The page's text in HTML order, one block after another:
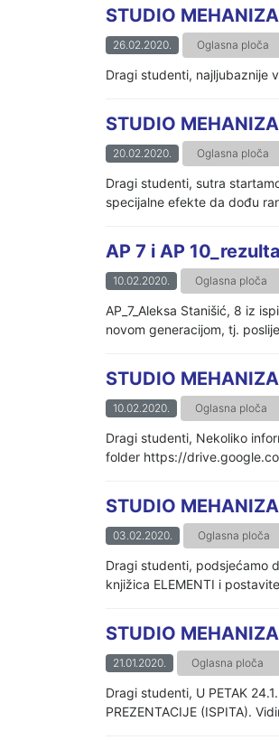
STUDIO
26.02.2020. Oglasna ploča
Dragi studenti, najljubaznije
STUDIO
20.02.2020. Oglasna ploča
Dragi studenti, sutra
specijalne efekte da dođu
AP 7 i AP
10.02.2020. Oglasna ploča
AP_7_Aleksa Stanišić, 8 iz
novom generacijom, tj.
STUDIO
10.02.2020. Oglasna ploča
Dragi studenti, Nekoliko
folder https://
STUDIO
03.02.2020. Oglasna ploča
Dragi studenti, podsjećamo
knjižica ELEMENTI i
STUDIO
21.01.2020. Oglasna ploča
Dragi studenti, U PETAK
PREZENTACIJE (ISPITA).